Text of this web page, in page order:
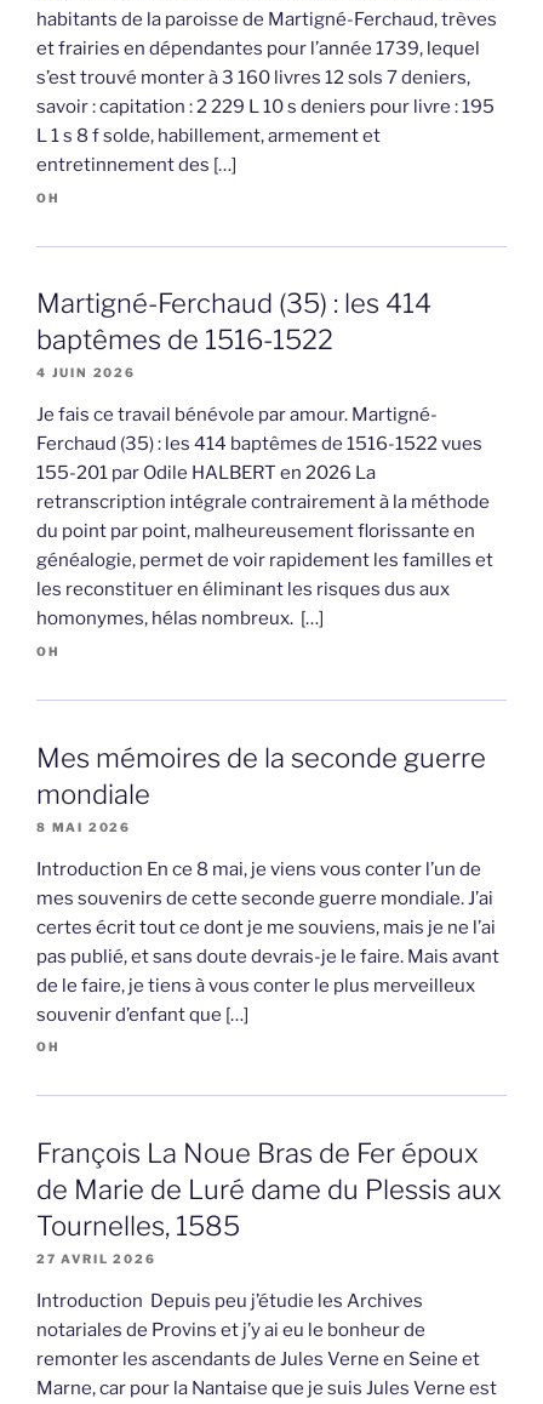
habitants de la paroisse de Martigné-Ferchaud, trèves
et frairies en dépendantes pour l’année 1739, lequel
s’est trouvé monter à 3 160 livres 12 sols 7 deniers,
savoir : capitation : 2 229 L 10 s deniers pour livre : 195
L 1 s 8 f solde, habillement, armement et
entretinnement des […]
OH
Martigné-Ferchaud (35) : les 414
baptêmes de 1516-1522
4 JUIN 2026
Je fais ce travail bénévole par amour. Martigné-
Ferchaud (35) : les 414 baptêmes de 1516-1522 vues
155-201 par Odile HALBERT en 2026 La
retranscription intégrale contrairement à la méthode
du point par point, malheureusement florissante en
généalogie, permet de voir rapidement les familles et
les reconstituer en éliminant les risques dus aux
homonymes, hélas nombreux. […]
OH
Mes mémoires de la seconde guerre
mondiale
8 MAI 2026
Introduction En ce 8 mai, je viens vous conter l’un de
mes souvenirs de cette seconde guerre mondiale. J’ai
certes écrit tout ce dont je me souviens, mais je ne l’ai
pas publié, et sans doute devrais-je le faire. Mais avant
de le faire, je tiens à vous conter le plus merveilleux
souvenir d’enfant que […]
OH
François La Noue Bras de Fer époux
de Marie de Luré dame du Plessis aux
Tournelles, 1585
27 AVRIL 2026
Introduction Depuis peu j’étudie les Archives
notariales de Provins et j’y ai eu le bonheur de
remonter les ascendants de Jules Verne en Seine et
Marne, car pour la Nantaise que je suis Jules Verne est